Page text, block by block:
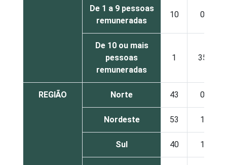
De 1 a 9 pessoas
remuneradas
10 0
De 10 ou mais
pessoas
remuneradas
1 35
REGIÃO Norte 43 0
Nordeste 53 1
Sul 40 1